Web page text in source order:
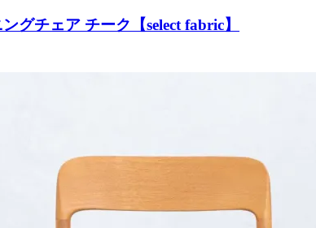
グチェア チーク【select fabric】